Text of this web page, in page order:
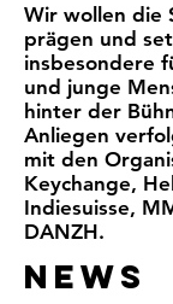
Wir wollen die
prägen und
insbesondere
und junge
hinter der
Anliegen
mit den
Keychange,
Indiesuisse,
DANZH.
NEWS
Lauter X gapz
An der
136 wird’s lauter!!!
🔊💖
riesig, Teil der
Awareness-
Festivalleitung